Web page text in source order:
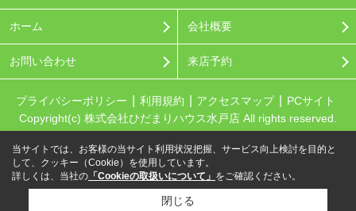
ホーム 会社概要
お問い合わせ 来店予約
プライバシーポリシー 利用規約 アクセスマップ
PCサイト
Copyright(c) 株式会社ひだまりハウス水戸店 All rights reserved.
当サイトでは、お客様の当サイト利用状況把握、サービス向上検討を目的と
して、クッキー（Cookie）を使用しています。
詳しくは、当社の 「Cookieの取扱いについて」 をご確認ください。
閉じる